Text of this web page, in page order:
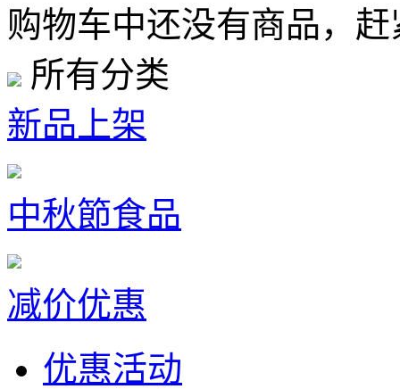
购物车中还没有商品，
所有分类
新品上架
中秋節食品
减价优惠
优惠活动